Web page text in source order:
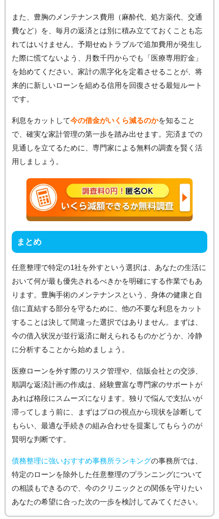
また、豊胸のメンテナンス費用（麻酔代、処方薬代、交通
費など）を、毎月の返済とは別に積み立てておくことも忘
れてはいけません。予期せぬトラブルで追加費用が発生し
た際に慌てないよう、月数千円からでも「医療専用貯金」
を始めてください。家計の黒字化を定着させることが、将
来的に新しいローンを組める信用を回復させる最短ルート
です。
利息をカットして今の借金がいくら減るのかを知ること
で、確実な家計管理の第一歩を踏み出せます。完済までの
見通しを立てるために、専門家による無料の調査を賢く活
用しましょう。
まとめ
任意整理で特定の1社を外すという選択は、あなたの生活に
おいて何が最も優先されるべきかを明確にする作業でもあ
ります。豊胸手術のメンテナンスという、身体の健康と自
信に直結する部分を守るために、他の不要な利息をカット
することは決して間違った選択ではありません。まずは、
今の借入状況が並行返済に耐えられるものかどうか、冷静
に分析することから始めましょう。
医療ローンを外す際のリスク管理や、信販会社との交渉、
順調な返済計画の作成は、経験豊富な専門家のサポートが
あれば格段にスムーズになります。独りで悩んで支払いが
滞ってしまう前に、まずはプロの視点から現状を診断して
もらい、最適な手続きの組み合わせを提案してもらうのが
賢明な判断です。
債務整理に強いおすすめ事務所ランキングの事務所では、
特定のローンを除外した任意整理のプランニングについて
の相談もできるので、今のクリニックとの関係を守りたい
あなたの希望に合った次の一歩を検討してみてください。